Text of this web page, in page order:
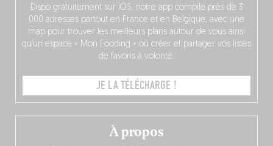
À propos
Dispo gratuitement sur iOS, notre app compile près de 3
000 adresses partout en France et en Belgique, avec une
map pour trouver les meilleurs plans autour de vous ainsi
qu’un espace « Mon Fooding » où créer et partager vos listes
de favoris à volonté.
JE LA TÉLÉCHARGE !